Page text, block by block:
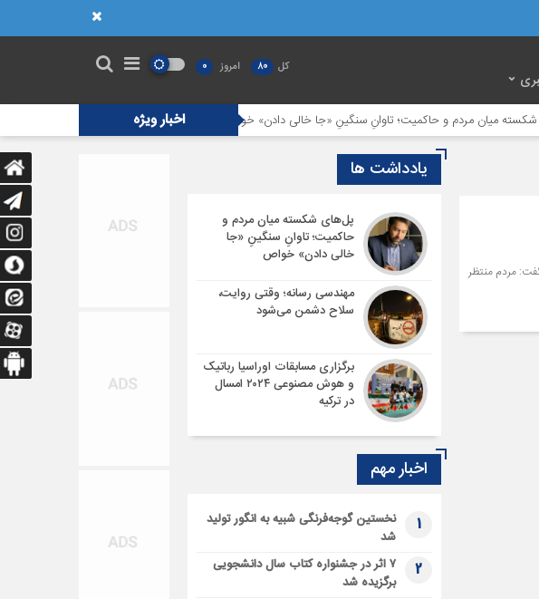
کل 80 امروز 0
اخبار ویژه میان مردم و حاکمیت؛ تاوانِ سنگینِ «جا خالی دادن» خواص مهندسی رسانه؛ وقتی روایت، سلاح دشمن
مردم منتظر
یادداشت ها
پل‌های شکسته میان مردم و
حاکمیت؛ تاوانِ سنگینِ «جا
خالی دادن» خواص
مهندسی رسانه؛ وقتی روایت،
سلاح دشمن می‌شود
برگزاری مسابقات اوراسیا رباتیک
و هوش مصنوعی ۲۰۲۴ امسال
در ترکیه
اخبار مهم
1
نخستین گوجه‌فرنگی شبیه به انگور تولید
شد
2
۷ اثر در جشنواره کتاب سال دانشجویی
برگزیده شد